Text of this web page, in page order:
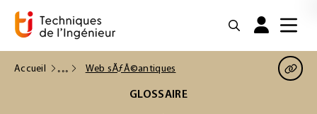
Accueil Web sÃƒÂ©antiques
GLOSSAIRE